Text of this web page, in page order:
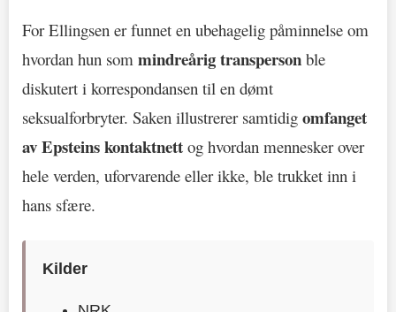
For Ellingsen er funnet en ubehagelig påminnelse om
hvordan hun som mindreårig transperson ble
diskutert i korrespondansen til en dømt
seksualforbryter. Saken illustrerer samtidig omfanget
av Epsteins kontaktnett og hvordan mennesker over
hele verden, uforvarende eller ikke, ble trukket inn i
hans sfære.
Kilder